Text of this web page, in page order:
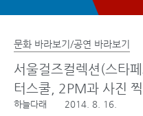
문화 바라보기/공연 바라보기
서울걸즈컬렉션(스타
터스쿨, 2PM과 사진
하늘다래 2014. 8. 16.